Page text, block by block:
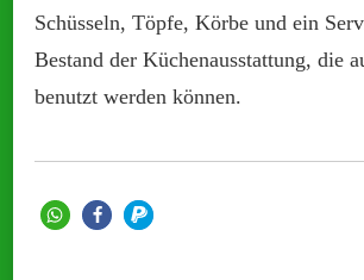
Schüsseln, Töpfe, Körbe und ein
Bestand der Küchenausstattung, die
benutzt werden können.